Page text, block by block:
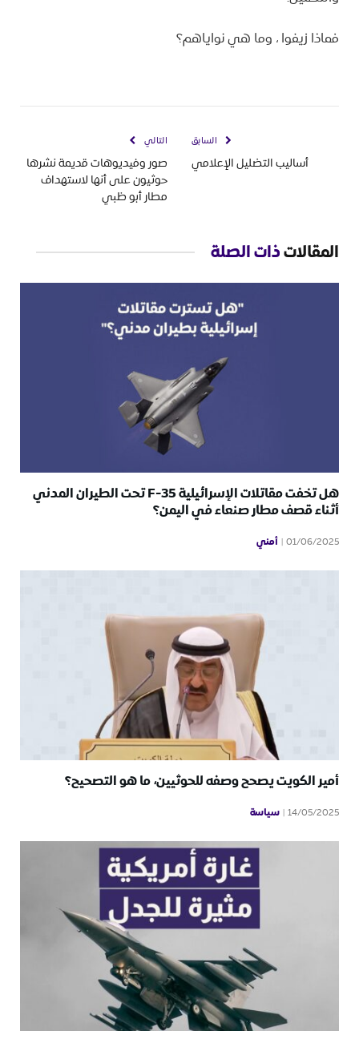
فماذا زيفوا ، وما هي نواياهم؟
السابق
أساليب التضليل الإعلامي
التالي
صور وفيديوهات قديمة نشرها
حوثيون على أنها لاستهداف
مطار أبو ظبي
المقالاتذات الصلة
هل تخفت مقاتلات الإسرائيلية F-35 تحت الطيران المدني
أثناء قصف مطار صنعاء في اليمن؟
01/06/2025 أمني
أمير الكويت يصحح وصفه للحوثيين، ما هو التصحيح؟
14/05/2025 سياسة